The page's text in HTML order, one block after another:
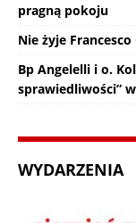
pragną pokoju
Nie żyje
Bp Angelelli i o.
sprawiedliwości”
WYDARZENIA